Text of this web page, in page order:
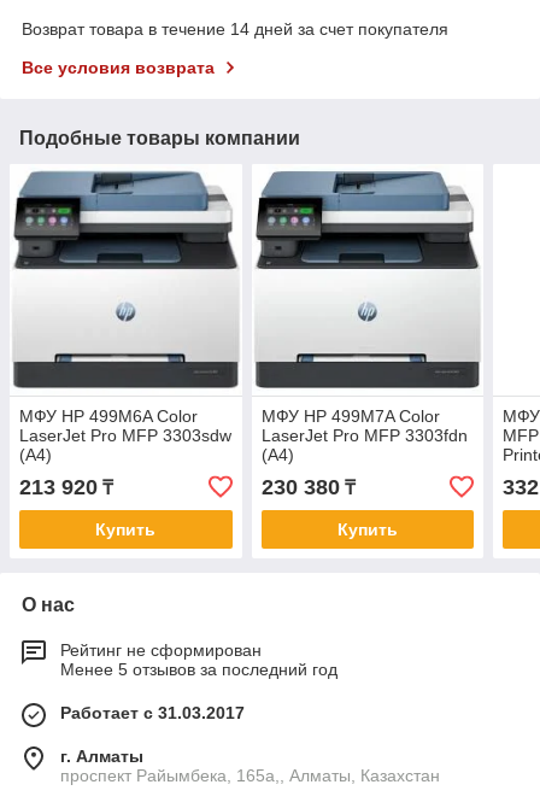
Возврат товара в течение 14 дней за счет покупателя
Все условия возврата
Подобные товары компании
МФУ HP 499M6A Color
LaserJet Pro MFP 3303sdw
(A4)
Printer/Scanner/Copier/ADF,
600 dpi, 25 ppm, 1200
MHz, 512
213 920 ₸
Купить
МФУ HP 499M7A Color
LaserJet Pro MFP 3303fdn
(A4)
Printer/Scanner/Copier/Fax/ADF,
600 dpi, 25 ppm, 1200
MHz,
230 380₸
Купить
МФУ
(A4/
О нас
Рейтинг не сформирован
Менее 5 отзывов за последний год
Работает с 31.03.2017
г. Алматы
проспект Райымбека, 165а,, Алматы, Казахстан